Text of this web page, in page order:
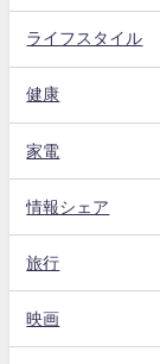
ライフスタイル
健康
家電
情報シェア
旅行
映画